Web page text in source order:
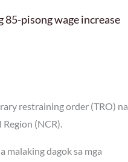
85-pisong wage increase
restraining order (TRO) na
(NCR).
malaking dagok sa mga